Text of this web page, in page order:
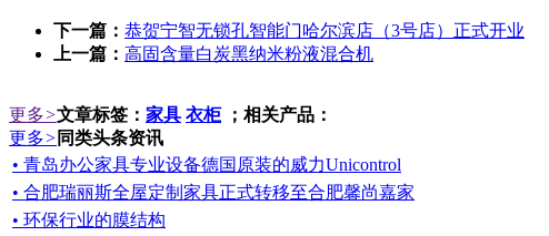
下一篇： 恭贺宁智无锁孔智能门哈尔滨店（3号店）正式开业
上一篇： 高固含量白炭黑纳米粉液混合机
更多>文章标签： 家具 衣柜；相关产品：
更多> 同类头条资讯
• 青岛办公家具专业设备德国原装的威力Unicontrol
• 合肥瑞丽斯全屋定制家具正式转移至合肥馨尚嘉家
• 环保行业的膜结构